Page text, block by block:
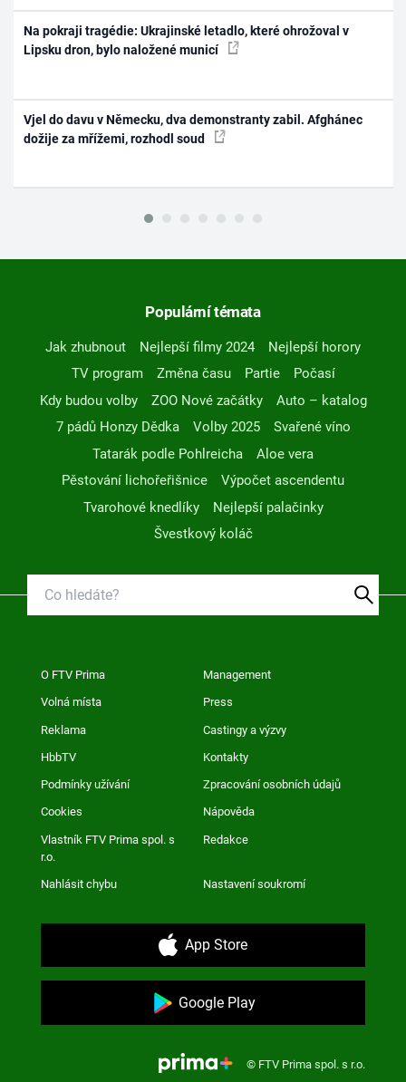
Na pokraji tragédie: Ukrajinské letadlo, které ohrožoval v
Lipsku dron, bylo naložené municí
Vjel do davu v Německu, dva demonstranty zabil. Afghánec
dožije za mřížemi, rozhodl soud
Populární témata
Jak zhubnout Nejlepší filmy 2024
Nejlepší horory
TV program
Změna času Partie
Počasí
Kdy budou volby
ZOO Nové začátky
Auto – katalog
7 pádů Honzy Dědka
Volby 2025
Svařené víno
Tatarák podle Pohlreicha
Aloe vera
Pěstování lichořeřišnice
Výpočet ascendentu
Tvarohové knedlíky
Nejlepší palačinky
Švestkový koláč
O FTV Prima Management
Volná místa Press
Reklama Castingy a výzvy
HbbTV Kontakty
Podmínky užívání Zpracování osobních údajů
Cookies Nápověda
Vlastník FTV Prima spol. s
r.o.
Redakce
Nahlásit chybu Nastavení soukromí
App Store
Google Play
© FTV Prima spol. s r.o.